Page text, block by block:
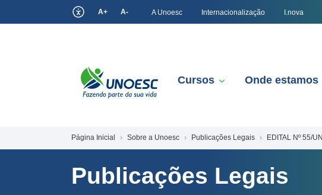
A+ A- A Unoesc Internacionalização I.nova
Cursos Onde estamos
Página Inicial Sobre a Unoesc Publicações Legais EDITAL Nº 55/
Publicações Legais